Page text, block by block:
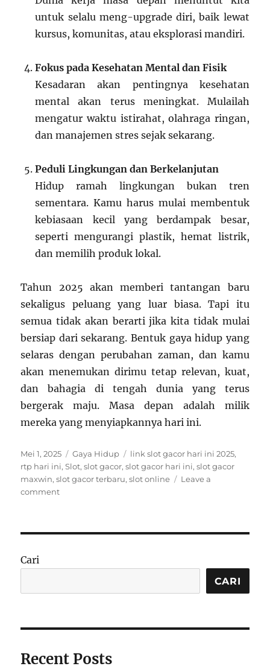
untuk selalu meng-upgrade diri, baik lewat
kursus, komunitas, atau eksplorasi mandiri.
Fokus pada Kesehatan Mental dan Fisik
Kesadaran akan pentingnya kesehatan
mental akan terus meningkat. Mulailah
mengatur waktu istirahat, olahraga ringan,
dan manajemen stres sejak sekarang.
Peduli Lingkungan dan Berkelanjutan
Hidup ramah lingkungan bukan tren
sementara. Kamu harus mulai membentuk
kebiasaan kecil yang berdampak besar,
seperti mengurangi plastik, hemat listrik,
dan memilih produk lokal.
Tahun 2025 akan memberi tantangan baru
sekaligus peluang yang luar biasa. Tapi itu
semua tidak akan berarti jika kita tidak mulai
bersiap dari sekarang. Bentuk gaya hidup yang
selaras dengan perubahan zaman, dan kamu
akan menemukan dirimu tetap relevan, kuat,
dan bahagia di tengah dunia yang terus
bergerak maju. Masa depan adalah milik
mereka yang menyiapkannya hari ini.
Posted
on
Mei 1, 2025 Categories
Gaya Hidup Tags
link slot gacor hari ini 2025,
rtp hari ini,Slot,slot gacor,slot gacor hari ini,slot gacor
maxwin,slot gacor terbaru,slot online
Leave a
commenton
Harus
Siapkan
Cari
CARI
Recent Posts